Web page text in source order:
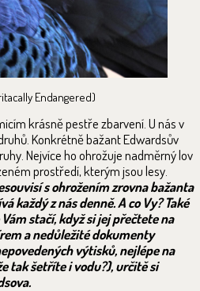
Endangered)
krásně pestře zbarvení. U nás v
Konkrétně bažant Edwardsův
Nejvíce ho ohrožuje nadměrný lov
prostředí, kterým jsou lesy.
s ohrožením zrovna bažanta
každý z nás denně. A co Vy? Také
stačí, když si jej přečtete na
a nedůležité dokumenty
výtisků, nejlépe na
tak šetříte i vodu?), určitě si